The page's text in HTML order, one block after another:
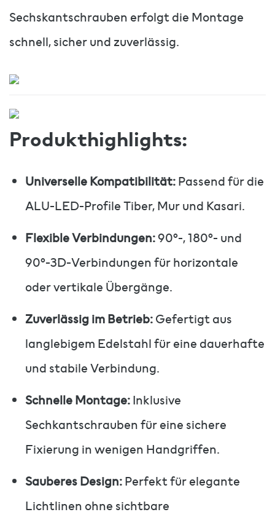
Sechskantschrauben erfolgt die Montage
schnell, sicher und zuverlässig.
Produkthighlights:
Universelle Kompatibilität:Passend für die
ALU-LED-Profile Tiber, Mur und Kasari.
Flexible Verbindungen:90°-, 180°- und
90°-3D-Verbindungen für horizontale
oder vertikale Übergänge.
Zuverlässig im Betrieb:Gefertigt aus
langlebigem Edelstahl für eine dauerhafte
und stabile Verbindung.
Schnelle Montage:Inklusive
Sechkantschrauben für eine sichere
Fixierung in wenigen Handgriffen.
Sauberes Design:Perfekt für elegante
Lichtlinen ohne sichtbare